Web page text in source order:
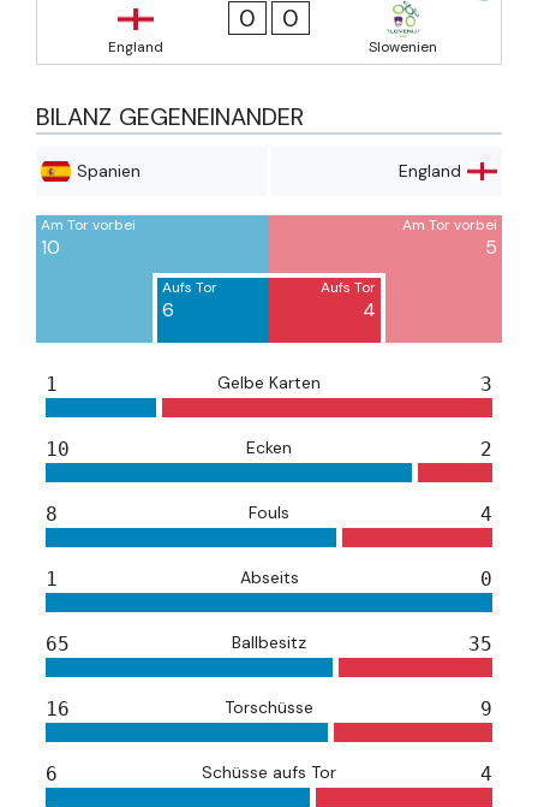
England
0 0
Slowenien
BILANZ GEGENEINANDER
Spanien England
Am Tor vorbei
10
Aufs Tor
6
Aufs Tor
4
Am Tor vorbei
5
1 Gelbe Karten 3
10 Ecken 2
8 Fouls 4
1 Abseits 0
65 Ballbesitz 35
16 Torschüsse 9
6 Schüsse aufs Tor 4